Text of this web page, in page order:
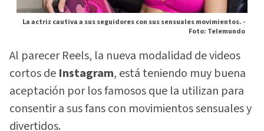
La actriz cautiva a sus seguidores con sus sensuales movimientos. -
Foto: Telemundo
Al parecer Reels, la nueva modalidad de videos
cortos de Instagram, está teniendo muy buena
aceptación por los famosos que la utilizan para
consentir a sus fans con movimientos sensuales y
divertidos.